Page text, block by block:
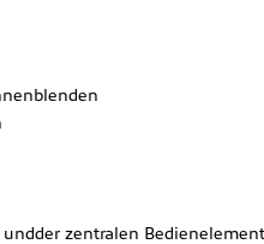
zentralen